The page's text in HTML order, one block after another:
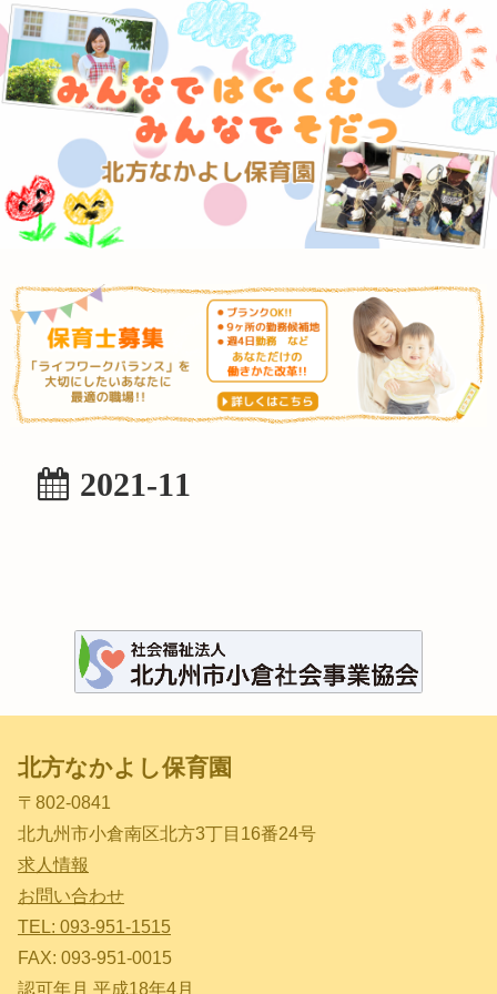
2021-11
北方なかよし保育園
〒802-0841
北九州市小倉南区北方3丁目16番24号
求人情報
お問い合わせ
TEL: 093-951-1515
FAX: 093-951-0015
認可年月 平成18年4月